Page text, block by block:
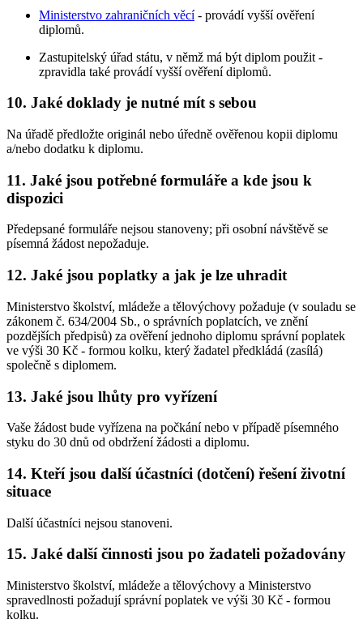
Ministerstvo zahraničních věcí- provádí vyšší ověření
diplomů.
Zastupitelský úřad státu, v němž má být diplom použit -
zpravidla také provádí vyšší ověření diplomů.
10. Jaké doklady je nutné mít s sebou
Na úřadě předložte originál nebo úředně ověřenou kopii diplomu
a/nebo dodatku k diplomu.
11. Jaké jsou potřebné formuláře a kde jsou k
dispozici
Předepsané formuláře nejsou stanoveny; při osobní návštěvě se
písemná žádost nepožaduje.
12. Jaké jsou poplatky a jak je lze uhradit
Ministerstvo školství, mládeže a tělovýchovy požaduje (v souladu se
zákonem č. 634/2004 Sb., o správních poplatcích, ve znění
pozdějších předpisů) za ověření jednoho diplomu správní poplatek
ve výši 30 Kč - formou kolku, který žadatel předkládá (zasílá)
společně s diplomem.
13. Jaké jsou lhůty pro vyřízení
Vaše žádost bude vyřízena na počkání nebo v případě písemného
styku do 30 dnů od obdržení žádosti a diplomu.
14. Kteří jsou další účastníci (dotčení) řešení životní
situace
Další účastníci nejsou stanoveni.
15. Jaké další činnosti jsou po žadateli požadovány
Ministerstvo školství, mládeže a tělovýchovy a Ministerstvo
spravedlnosti požadují správní poplatek ve výši 30 Kč - formou
kolku.